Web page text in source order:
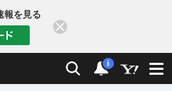
報を見る
検索 通知
i